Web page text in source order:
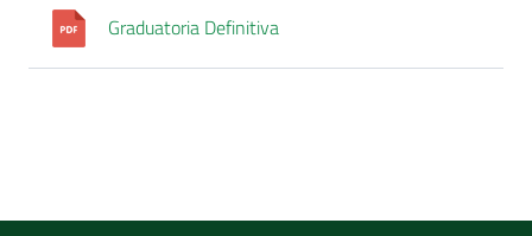
Graduatoria Definitiva